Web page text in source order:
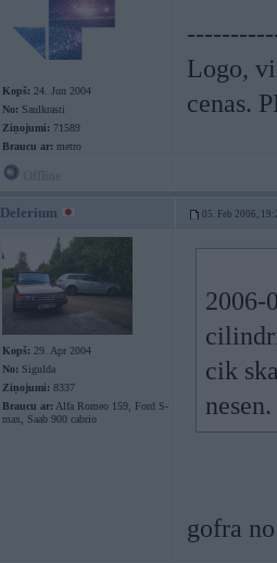
Kopš: 24. Jun 2004
No: Saulkrasti
Ziņojumi: 71589
Braucu ar: metro
Logo,
cenas.
Delerium 05. Feb 2006,
Kopš: 29. Apr 2004
No: Sigulda
Ziņojumi: 8337
Braucu ar: Alfa Romeo 159, Ford S-
max, Saab 900 cabrio
2006-
cik
nesen.
gofra